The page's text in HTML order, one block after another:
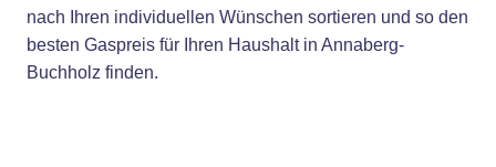
nach Ihren individuellen Wünschen sortieren und so den
besten Gaspreis für Ihren Haushalt in Annaberg-
Buchholz finden.